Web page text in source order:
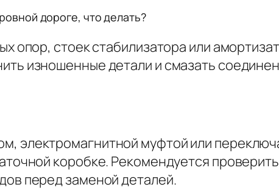
дороге, что делать?
опор, стоек стабилизатора или
изношенные детали и смазать
электромагнитной муфтой или
коробке. Рекомендуется
перед заменой деталей.